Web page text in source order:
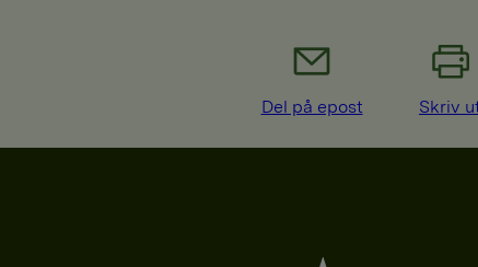
Del på epost Skriv